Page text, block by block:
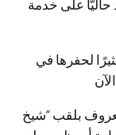
حاليًّا على خدمة
وعمل كثيرًا لحفرها في
بلقب “شيخ